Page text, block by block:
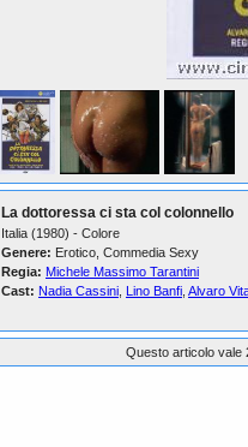
La dottoressa ci sta col colonnello
Italia (1980) - Colore
Genere: Erotico, Commedia Sexy
Regia: Michele Massimo Tarantini
Cast: Nadia Cassini Lino Banfi Alvaro
Questo articolo vale